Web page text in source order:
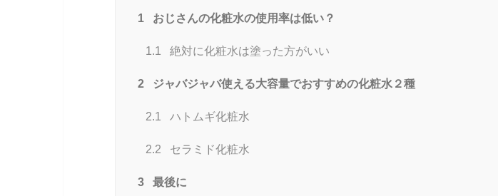
1 おじさんの化粧水の使用率は低い？
1.1 絶対に化粧水は塗った方がいい
2 ジャバジャバ使える大容量でおすすめの化粧水２種
2.1 ハトムギ化粧水
2.2 セラミド化粧水
3 最後に